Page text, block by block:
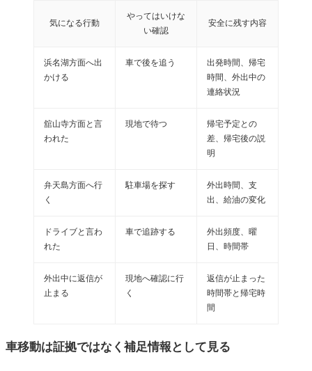
気になる行動
やってはいけな
い確認
安全に残す内容
浜名湖方面へ出
かける
車で後を追う
出発時間、帰宅
時間、外出中の
連絡状況
舘山寺方面と言
われた
現地で待つ
帰宅予定との
差、帰宅後の説
明
弁天島方面へ行
く
駐車場を探す
外出時間、支
出、給油の変化
ドライブと言わ
れた
車で追跡する
外出頻度、曜
日、時間帯
外出中に返信が
止まる
現地へ確認に行
く
返信が止まった
時間帯と帰宅時
間
車移動は証拠ではなく補足情報として見る